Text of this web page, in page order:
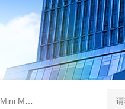
Mini MR standard IKA磁力搅拌器